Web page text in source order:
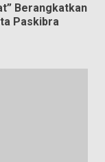
Berangkatkan
Paskibra